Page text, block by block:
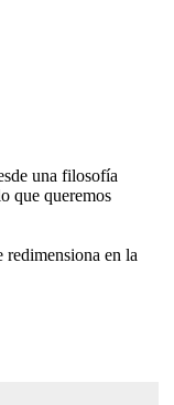
una filosofía
que queremos
en la